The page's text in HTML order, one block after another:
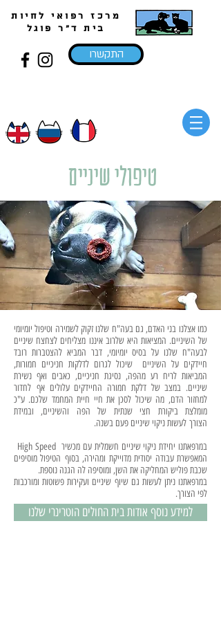
מרכז רפואי לחיות
בית ד"ר פוגל
התקשרו
טיפולי שיניים
כמו אצלנו בני האדם, גם בעה"ח שלנו זקוק לשמירה וטיפול יומיומי
של השיניים. המציאות היא שלרוב איננו מצליחים לצחצח שיניים
לבעה"ח שלנו על בסיס יומיומי, דבר המביא להצטברות רובד
חיידקים על השיניים שיכול לגרום לדלקות חניכיים חמורות,
המביאות לריח רע מהפה, נסיגת חניכיים, כאבים ואף נשירת
שיניים. במצב של דלקת חמורה החיידקים עלולים אף לחדור
למחזור הדם, מה שיכול לסכן את חיי חיית המחמד שלכם. ע"כ
מומלצת ביקורת חצי שנתית של הפה והשיניים, ובמידת
הצורך לעשות ניקוי שיניים פעם בשנה.
המאפשרת עבודה יסודית מדוייקת ומהירה, בסוף הטיפול מוסיפים
שכבת פוליש המחליקה את השן, ומוסיפה לה הגנה נוספת.
במרפאתנו ניתן לעשות גם שיוף שיניים ועקירות פשוטות ומורכבות
לפי הצורך.
למידע נוסף אודות בית החולים הוטרינרי שלנו